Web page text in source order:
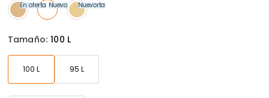
En oferta Nuevo En oferta
Nuevo
Tamaño: 100 L
100 L 95 L